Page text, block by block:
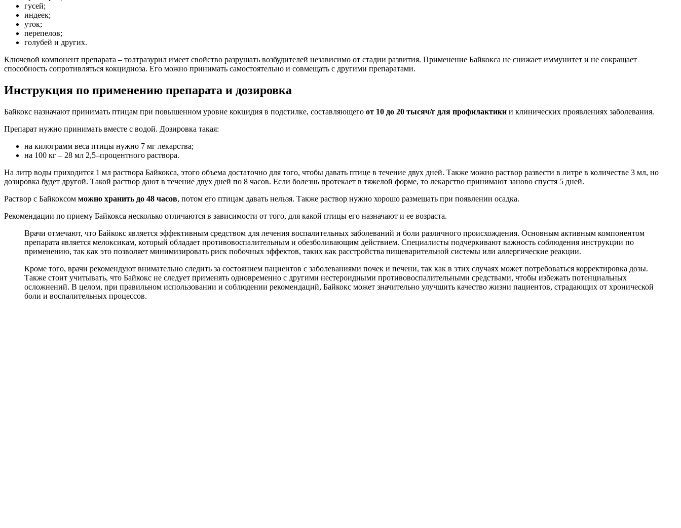
гусей;
индеек;
уток;
перепелов;
голубей и других.
Ключевой компонент препарата – толтразурил имеет свойство разрушать возбудителей независимо от стадии развития. Применение Байкокса не снижает иммунитет и не сокращает
способность сопротивляться кокцидиоза. Его можно принимать самостоятельно и совмещать с другими препаратами.
Инструкция по применению препарата и дозировка
Байкокс назначают принимать птицам при повышенном уровне кокцидия в подстилке, составляющего от 10 до 20 тысяч/г для профилактики и клинических проявлениях заболевания.
Препарат нужно принимать вместе с водой. Дозировка такая:
на килограмм веса птицы нужно 7 мг лекарства;
на 100 кг – 28 мл 2,5–процентного раствора.
На литр воды приходится 1 мл раствора Байкокса, этого объема достаточно для того, чтобы давать птице в течение двух дней. Также можно раствор развести в литре в количестве 3 мл, но
дозировка будет другой. Такой раствор дают в течение двух дней по 8 часов. Если болезнь протекает в тяжелой форме, то лекарство принимают заново спустя 5 дней.
Раствор с Байкоксом можно хранить до 48 часов, потом его птицам давать нельзя. Также раствор нужно хорошо размешать при появлении осадка.
Рекомендации по приему Байкокса несколько отличаются в зависимости от того, для какой птицы его назначают и ее возраста.
Врачи отмечают, что Байкокс является эффективным средством для лечения воспалительных заболеваний и боли различного происхождения. Основным активным компонентом
препарата является мелоксикам, который обладает противовоспалительным и обезболивающим действием. Специалисты подчеркивают важность соблюдения инструкции по
применению, так как это позволяет минимизировать риск побочных эффектов, таких как расстройства пищеварительной системы или аллергические реакции.
Кроме того, врачи рекомендуют внимательно следить за состоянием пациентов с заболеваниями почек и печени, так как в этих случаях может потребоваться корректировка дозы.
Также стоит учитывать, что Байкокс не следует применять одновременно с другими нестероидными противовоспалительными средствами, чтобы избежать потенциальных
осложнений. В целом, при правильном использовании и соблюдении рекомендаций, Байкокс может значительно улучшить качество жизни пациентов, страдающих от хронической
боли и воспалительных процессов.